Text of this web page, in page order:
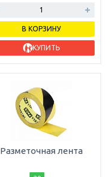
В КОРЗИНУ
КУПИТЬ
Разметочная лента